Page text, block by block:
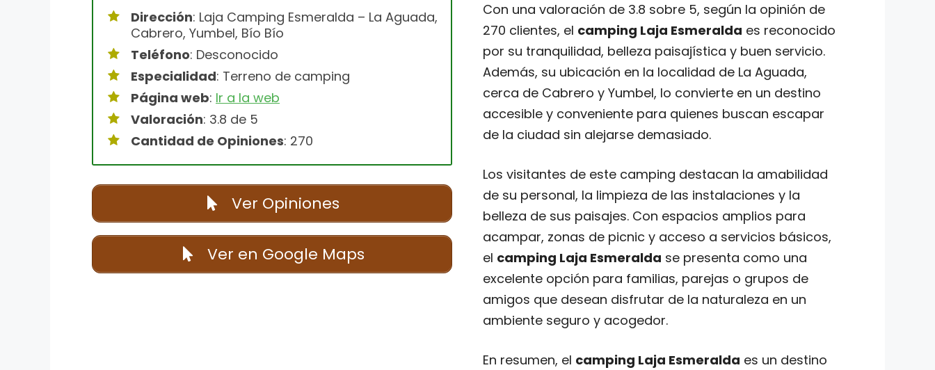
Dirección: Laja Camping Esmeralda – La Aguada,
Cabrero, Yumbel, Bío Bío
Teléfono: Desconocido
Especialidad: Terreno de camping
Página web: Ir a la web
Valoración: 3.8 de 5
Cantidad de Opiniones: 270
Ver Opiniones
Ver en Google Maps
Con una valoración de 3.8 sobre 5, según la opinión de
270 clientes, el camping Laja Esmeralda es reconocido
por su tranquilidad, belleza paisajística y buen servicio.
Además, su ubicación en la localidad de La Aguada,
cerca de Cabrero y Yumbel, lo convierte en un destino
accesible y conveniente para quienes buscan escapar
de la ciudad sin alejarse demasiado.
Los visitantes de este camping destacan la amabilidad
de su personal, la limpieza de las instalaciones y la
belleza de sus paisajes. Con espacios amplios para
acampar, zonas de picnic y acceso a servicios básicos,
el camping Laja Esmeralda se presenta como una
excelente opción para familias, parejas o grupos de
amigos que desean disfrutar de la naturaleza en un
ambiente seguro y acogedor.
En resumen, el camping Laja Esmeralda es un destino